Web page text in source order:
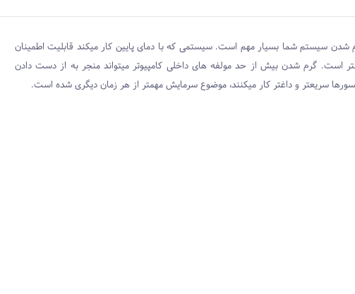
شدن سیستم شما بسیار مهم است. سیستمی که با دمای پایین کار میکند قابلیت اطمینان
است. گرم شدن بیش از حد مولفه های داخلی کامپیوتر میتواند منجر به از دست دادن
سریعتر و داغتر کار میکنند، موضوع سرمایش مهمتر از هر زمان دیگری شده است.